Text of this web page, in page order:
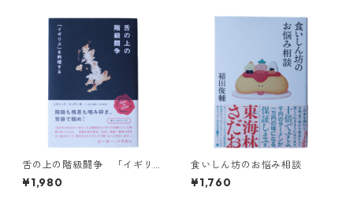
舌の上の階級闘争 「イギリ
ス」を料理する
¥1,980
食いしん坊のお悩み相談
¥1,760